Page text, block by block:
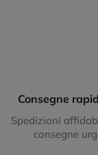
Consegne
Spedizioni
consegne